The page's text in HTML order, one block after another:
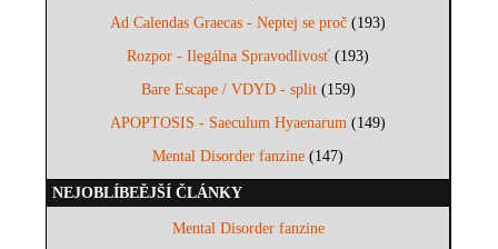
Ad Calendas Graecas - Neptej se proč (193)
Rozpor - Ilegálna Spravodlivosť (193)
Bare Escape / VDYD - split(159)
APOPTOSIS - Saeculum Hyaenarum (149)
Mental Disorder fanzine (147)
NEJOBLÍBEĚJŠÍ ČLÁNKY
Mental Disorder fanzine